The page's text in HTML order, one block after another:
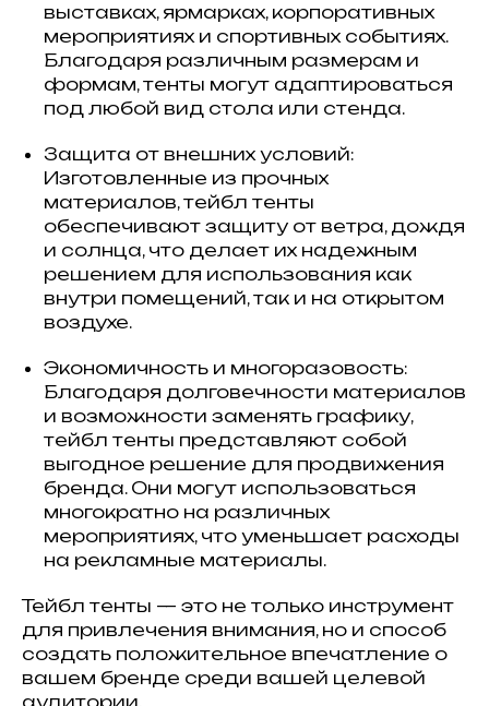
выставках, ярмарках, корпоративных
мероприятиях и спортивных событиях.
Благодаря различным размерам и
формам, тенты могут адаптироваться
под любой вид стола или стенда.
Защита от внешних условий:
Изготовленные из прочных
материалов, тейбл тенты
обеспечивают защиту от ветра, дождя
и солнца, что делает их надежным
решением для использования как
внутри помещений, так и на открытом
воздухе.
Экономичность и многоразовость:
Благодаря долговечности материалов
и возможности заменять графику,
тейбл тенты представляют собой
выгодное решение для продвижения
бренда. Они могут использоваться
многократно на различных
мероприятиях, что уменьшает расходы
на рекламные материалы.
Тейбл тенты — это не только инструмент
для привлечения внимания, но и способ
создать положительное впечатление о
вашем бренде среди вашей целевой
аудитории.